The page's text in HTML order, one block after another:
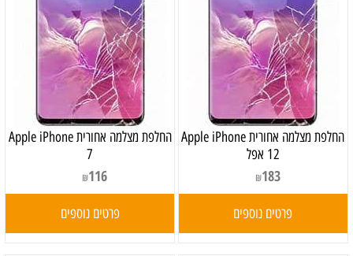
‏החלפת מצלמה אחורית Apple iPhone
12 אפל
₪183
פרטים נוספים
החלפת מצלמה אחורית Apple iPhone
7
₪116
פרטים נוספים